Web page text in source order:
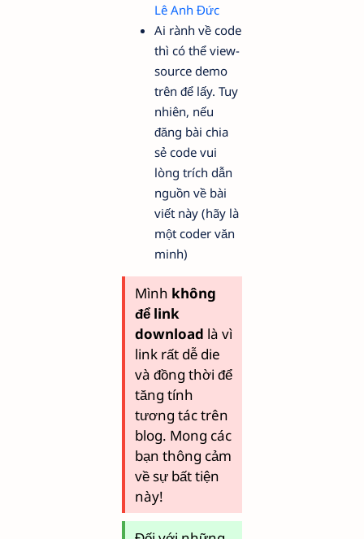
Lê Anh Đức
Ai rành về code
thì có thể view-
source demo
trên để lấy. Tuy
nhiên, nếu
đăng bài chia
sẻ code vui
lòng trích dẫn
nguồn về bài
viết này (hãy là
một coder văn
minh)
Mình không
để link
download là vì
link rất dễ die
và đồng thời để
tăng tính
tương tác trên
blog. Mong các
bạn thông cảm
về sự bất tiện
này!